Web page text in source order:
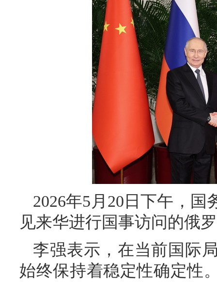
2026年5月20日下午，
见来华进行国事访问的俄
李强表示，在当前国际
始终保持着稳定性确定性